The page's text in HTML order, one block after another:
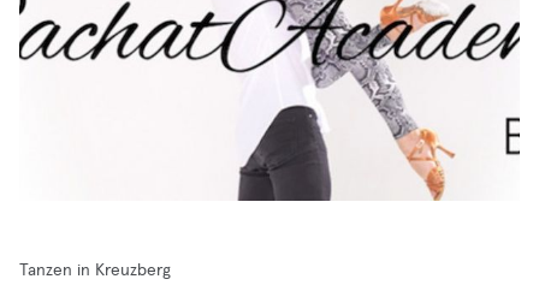
Tanzen in Kreuzberg